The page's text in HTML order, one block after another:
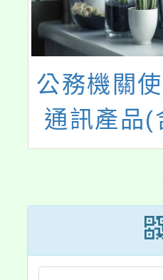
桃園市「
年度中小
素養教育
校計畫」
學校媒體
育課程全